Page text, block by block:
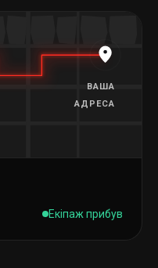
ВАША
АДРЕСА
Екіпаж прибув